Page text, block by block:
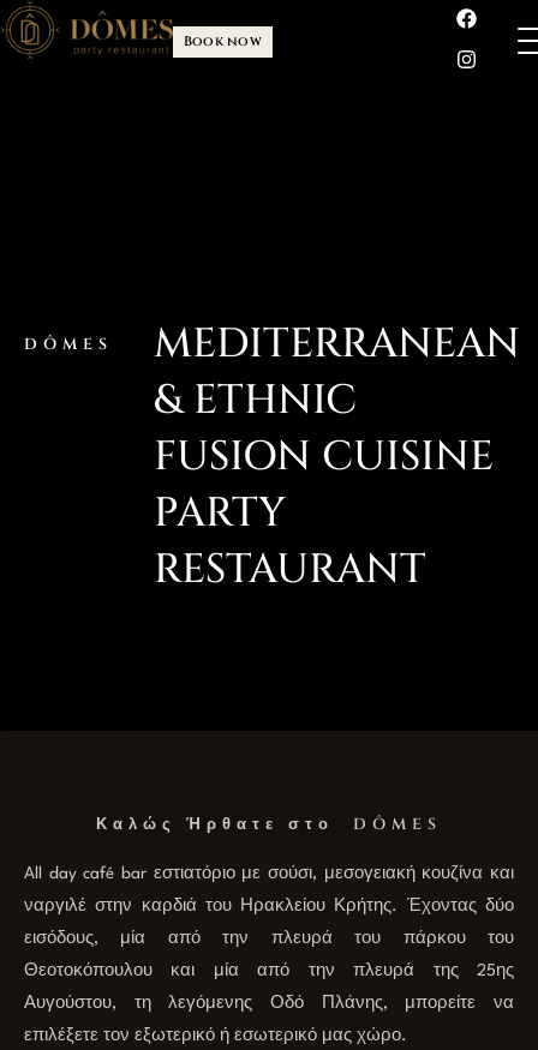
Book now
DÔMES
MEDITERRANEAN
& ETHNIC
FUSION CUISINE
PARTY
RESTAURANT
Καλώς Ήρθατε στο DÔMES
All day café bar εστιατόριο με σούσι, μεσογειακή κουζίνα και
ναργιλέ στην καρδιά του Ηρακλείου Κρήτης. Έχοντας δύο
εισόδους, μία από την πλευρά του πάρκου του
Θεοτοκόπουλου και μία από την πλευρά της 25ης
Αυγούστου, τη λεγόμενης Οδό Πλάνης, μπορείτε να
επιλέξετε τον εξωτερικό ή εσωτερικό μας χώρο.